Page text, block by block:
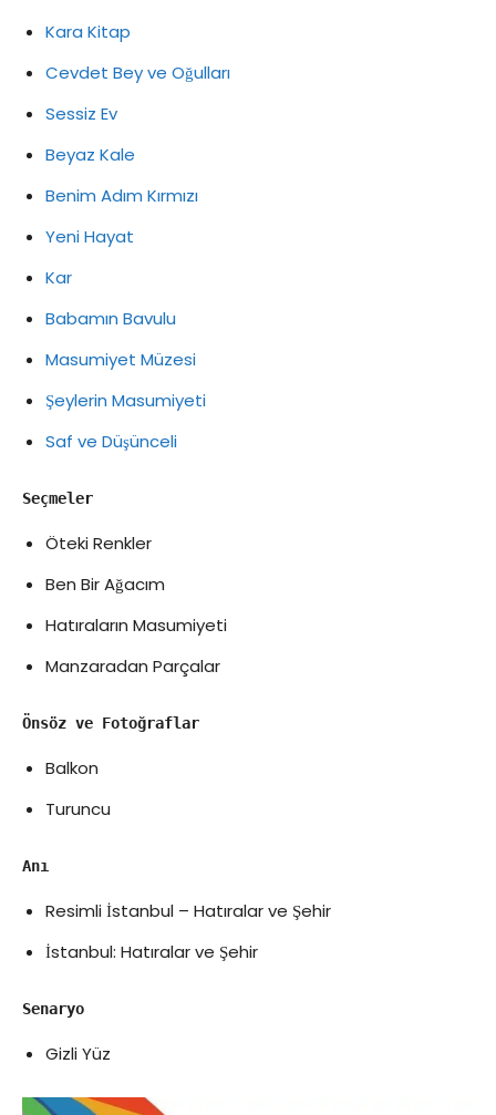
Kara Kitap
Cevdet Bey ve Oğulları
Sessiz Ev
Beyaz Kale
Benim Adım Kırmızı
Yeni Hayat
Kar
Babamın Bavulu
Masumiyet Müzesi
Şeylerin Masumiyeti
Saf ve Düşünceli
Seçmeler
Öteki Renkler
Ben Bir Ağacım
Hatıraların Masumiyeti
Manzaradan Parçalar
Önsöz ve Fotoğraflar
Balkon
Turuncu
Anı
Resimli İstanbul – Hatıralar ve Şehir
İstanbul: Hatıralar ve Şehir
Senaryo
Gizli Yüz